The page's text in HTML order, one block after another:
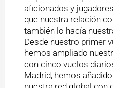
aficionados y
que nuestra relación
también lo hacía
Desde nuestro primer
hemos ampliado
con cinco vuelos
Madrid, hemos